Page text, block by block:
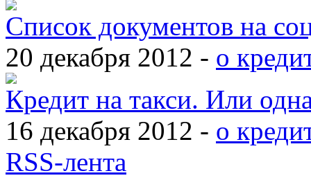
Список документов на
20 декабря 2012 - о
Кредит на такси. Или
16 декабря 2012 - о
RSS-лента